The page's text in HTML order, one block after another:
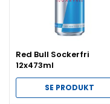
Red Bull Sockerfri
12x473ml
SE PRODUKT